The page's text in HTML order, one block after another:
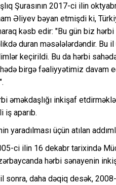
Şurasının 2017-ci ilin
Əliyev bəyan etmişdi ki,
kəsb edir: "Bu gün biz
duran məsələlərdəndir. Bu
keçirildi. Bu da hərbi
birgə fəaliyyətimiz davam
əməkdaşlığı inkişaf
iş aparıb.
yaradılması üçün atılan
ci ilin 16 dekabr tarixində
hərbi sənayenin
sonra, daha dəqiq desək,